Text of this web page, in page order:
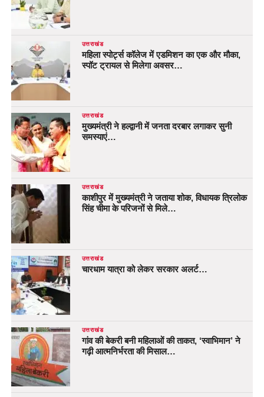
उत्तराखंड
महिला स्पोर्ट्स कॉलेज में एडमिशन का एक और मौका,
स्पॉट ट्रायल से मिलेगा अवसर…
उत्तराखंड
मुख्यमंत्री ने हल्द्वानी में जनता दरबार लगाकर सुनी
समस्याएं…
उत्तराखंड
काशीपुर में मुख्यमंत्री ने जताया शोक, विधायक त्रिलोक
सिंह चीमा के परिजनों से मिले…
उत्तराखंड
चारधाम यात्रा को लेकर सरकार अलर्ट…
उत्तराखंड
गांव की बेकरी बनी महिलाओं की ताकत, ‘स्वाभिमान’ ने
गढ़ी आत्मनिर्भरता की मिसाल…